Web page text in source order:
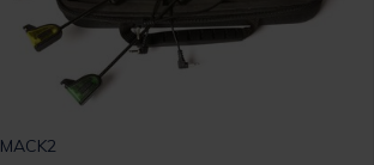
MACK2